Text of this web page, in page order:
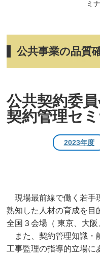
ミ
公共事業の品質
公共契約委
契約管理セ
2023年度
現場最前線で働く若手
熟知した人材の育成を目
全国３会場（ 東京、大阪
また、契約管理知識・
工事監理の指導的立場に